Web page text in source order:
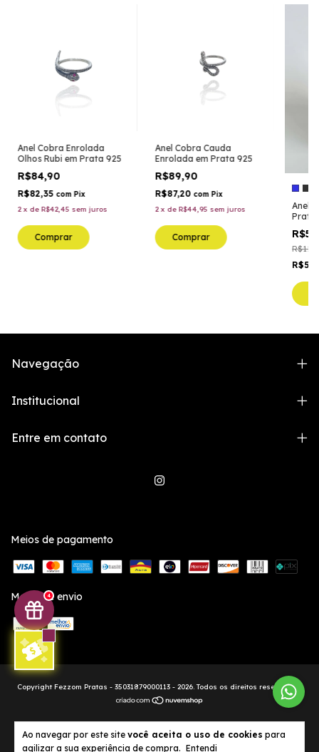
4
Ao navegar por este site você aceita o uso de cookies para
agilizar a sua experiência de compra. Entendi
Anel Cobra Enrolada
Olhos Rubi em Prata 925
R$84,90
R$82,35 com Pix
2 x de R$42,45 sem juros
Comprar
Anel Cobra Cauda
Enrolada em Prata 925
R$89,90
R$87,20 com Pix
2 x de R$44,95 sem juros
Comprar
Anel
Prata
Navegação
Institucional
Entre em contato
Meios de pagamento
Meios de envio
Copyright Fezzom Pratas - 35031879000113 - 2026. Todos os direitos reservados.